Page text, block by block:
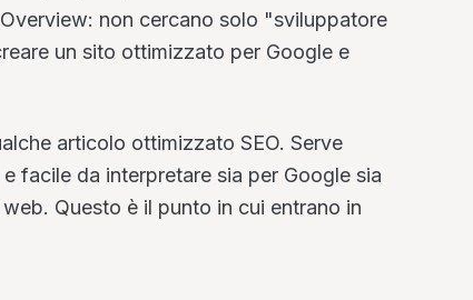
non cercano solo "sviluppatore
un sito ottimizzato per Google e
articolo ottimizzato SEO. Serve
facile da interpretare sia per Google sia
Questo è il punto in cui entrano in